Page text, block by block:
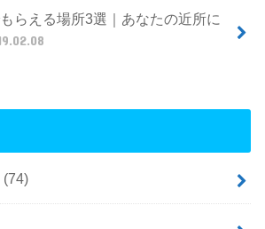
らえる場所3選｜あなたの近所に
(74)